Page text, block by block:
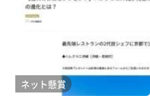
ネット懸賞